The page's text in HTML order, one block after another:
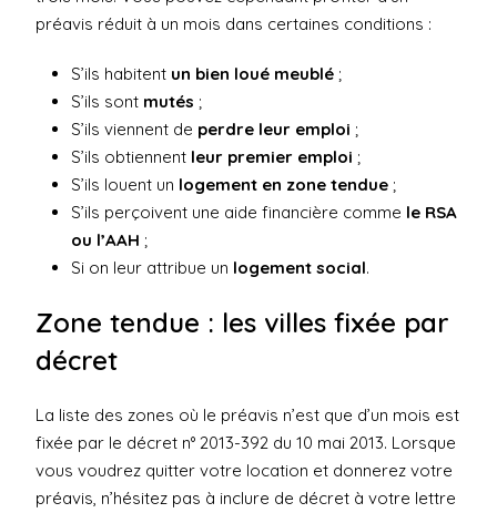
préavis réduit à un mois dans certaines conditions :
S’ils habitent un bien loué meublé ;
S’ils sont mutés ;
S’ils viennent de perdre leur emploi ;
S’ils obtiennent leur premier emploi ;
S’ils louent un logement en zone tendue ;
S’ils perçoivent une aide financière comme le RSA
ou l’AAH ;
Si on leur attribue un logement social.
Zone tendue : les villes fixée par
décret
La liste des zones où le préavis n’est que d’un mois est
fixée par le décret n° 2013-392 du 10 mai 2013. Lorsque
vous voudrez quitter votre location et donnerez votre
préavis, n’hésitez pas à inclure de décret à votre lettre